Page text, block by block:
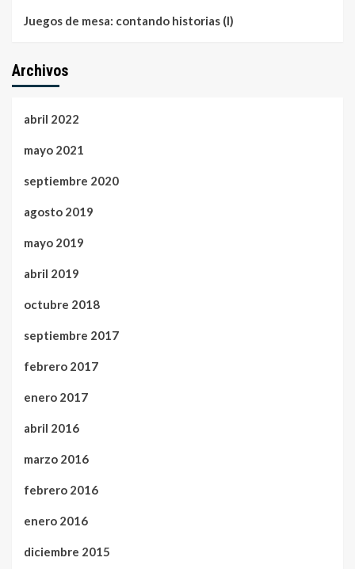
Juegos de mesa: contando historias (I)
Archivos
abril 2022
mayo 2021
septiembre 2020
agosto 2019
mayo 2019
abril 2019
octubre 2018
septiembre 2017
febrero 2017
enero 2017
abril 2016
marzo 2016
febrero 2016
enero 2016
diciembre 2015